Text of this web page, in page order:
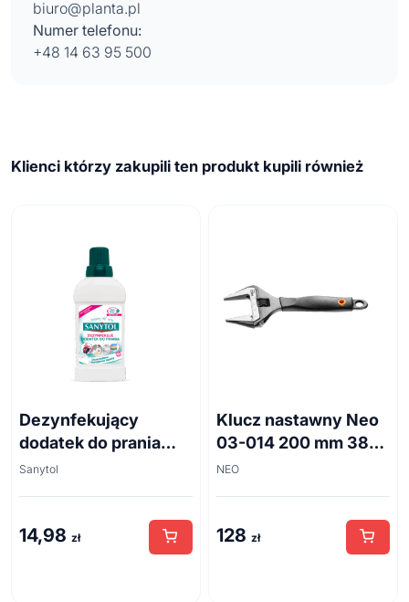
biuro@planta.pl
Numer telefonu:
+48 14 63 95 500
Klienci którzy zakupili ten produkt kupili również
Dezynfekujący
dodatek do prania
białe kwiaty 500ml
Sanytol
14,98 zł
Klucz nastawny Neo
03-014 200 mm 38
mm
NEO
128 zł